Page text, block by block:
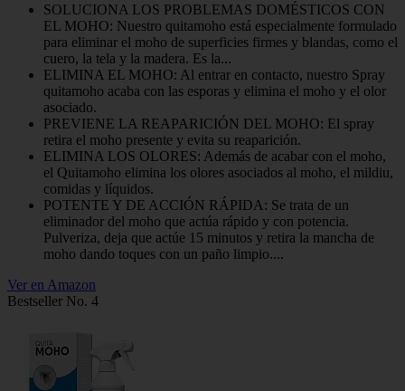
SOLUCIONA LOS PROBLEMAS DOMÉSTICOS CON
EL MOHO: Nuestro quitamoho está especialmente formulado
para eliminar el moho de superficies firmes y blandas, como el
cuero, la tela y la madera. Es la...
ELIMINA EL MOHO: Al entrar en contacto, nuestro Spray
quitamoho acaba con las esporas y elimina el moho y el olor
asociado.
PREVIENE LA REAPARICIÓN DEL MOHO: El spray
retira el moho presente y evita su reaparición.
ELIMINA LOS OLORES: Además de acabar con el moho,
el Quitamoho elimina los olores asociados al moho, el mildiu,
comidas y líquidos.
POTENTE Y DE ACCIÓN RÁPIDA: Se trata de un
eliminador del moho que actúa rápido y con potencia.
Pulveriza, deja que actúe 15 minutos y retira la mancha de
moho dando toques con un paño limpio....
Ver en Amazon
Bestseller No. 4